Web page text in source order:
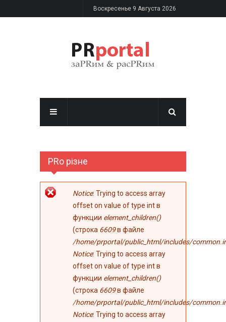
Перейти к основному содержаниюВоскресенье 9 Августа 2026
PRо різне
Сообщение об
ошибке
Notice: Trying to access array
offset on value of type int в
функции element_children()
(строка 6609в файле
/home/prportal/public_html/includes/
Notice: Trying to access array
offset on value of type int в
функции element_children()
(строка 6609в файле
/home/prportal/public_html/includes/
Notice: Trying to access array